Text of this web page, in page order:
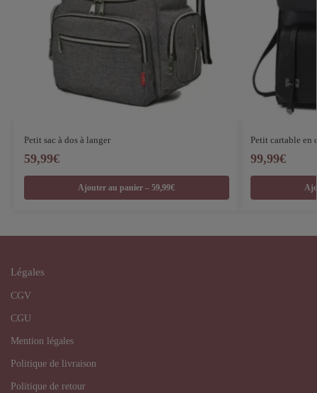
Petit sac à dos à langer
59,99€
Ajouter au panier – 59,99€
Petit cartable en
99,99€
Légales
CGV
CGU
Mention légales
Politique de livraison
Politique de retour